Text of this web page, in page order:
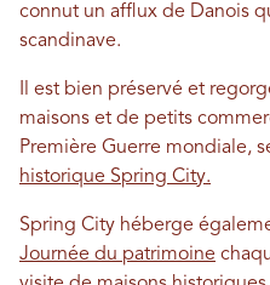
connut un afflux de Danois
scandinave.
Il est bien préservé et
maisons et de petits
Première Guerre mondiale,
historique Spring City.
Spring City héberge
Journée du patrimoine